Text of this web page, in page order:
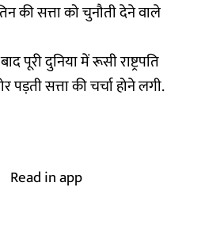
की सत्ता को चुनौती देने वाले
पूरी दुनिया में रूसी राष्ट्रपति
पड़ती सत्ता की चर्चा होने लगी.
Read in app